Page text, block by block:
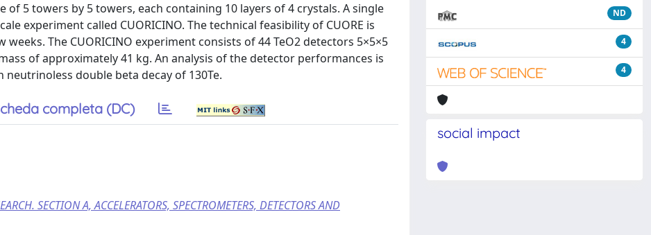
5 towers by 5 towers, each containing 10 layers of 4 crystals. A single
experiment called CUORICINO. The technical feasibility of CUORE is
The CUORICINO experiment consists of 44 TeO2 detectors 5×5×5
of approximately 41 kg. An analysis of the detector performances is
double beta decay of 130Te.
completa (DC)
SECTION A, ACCELERATORS, SPECTROMETERS, DETECTORS AND
ND
4
4
social impact